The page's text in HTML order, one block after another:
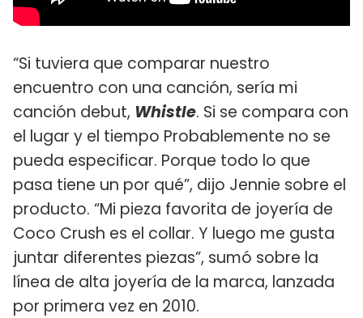
“Si tuviera que comparar nuestro
encuentro con una canción, sería mi
canción debut, Whistle. Si se compara con
el lugar y el tiempo Probablemente no se
pueda especificar. Porque todo lo que
pasa tiene un por qué”, dijo Jennie sobre el
producto. “Mi pieza favorita de joyería de
Coco Crush es el collar. Y luego me gusta
juntar diferentes piezas”, sumó sobre la
línea de alta joyería de la marca, lanzada
por primera vez en 2010.